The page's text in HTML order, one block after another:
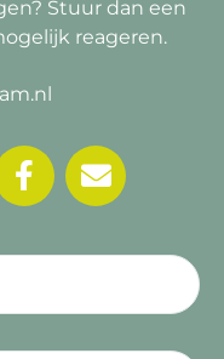
Stuur dan een
reageren.